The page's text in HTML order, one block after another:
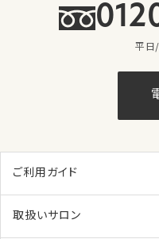
平日
ご利用ガイド
取扱いサロン